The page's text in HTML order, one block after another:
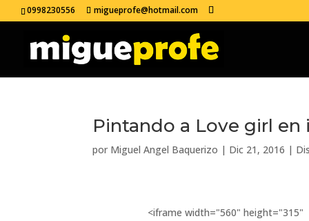
0998230556 migueprofe@hotmail.com
Pintando a Love girl
por Miguel Angel Baquerizo | Dic 21, 2016 |
<iframe width="560" height="315"